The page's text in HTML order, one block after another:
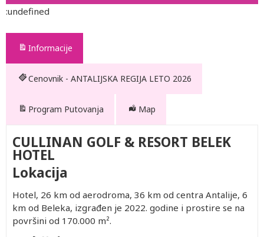
:undefined
Informacije
Cenovnik - ANTALIJSKA REGIJA LETO 2026
Program Putovanja Map
CULLINAN GOLF & RESORT BELEK
HOTEL
Lokacija
Hotel, 26 km od aerodroma, 36 km od centra Antalije, 6
km od Beleka, izgrađen je 2022. godine i prostire se na
površini od 170.000 m².